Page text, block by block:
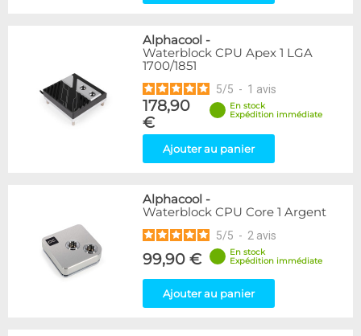
Alphacool -
Waterblock CPU Apex 1 LGA
1700/1851
5/5 - 1 avis
178,90
€
En stock
Expédition immédiate
Ajouter au panier
Alphacool -
Waterblock CPU Core 1 Argent
5/5 - 2 avis
99,90 €
En stock
Expédition immédiate
Ajouter au panier